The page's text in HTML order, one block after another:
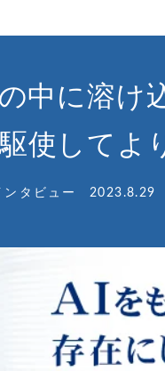
中に溶け
使してよ
タビュー 2023.8.29